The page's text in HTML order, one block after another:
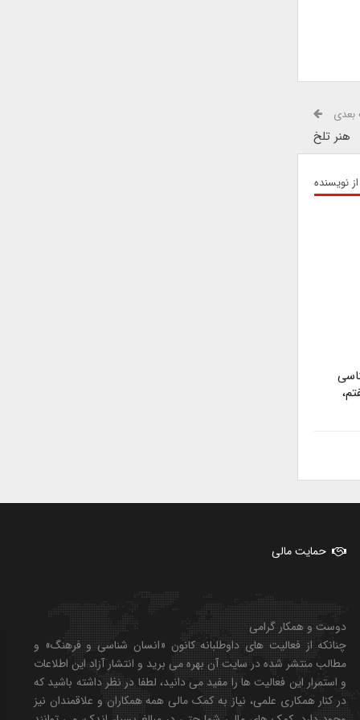
هنر تلخ
نویسنده
حمایت مالی
دوست و همکار گرامی
چنانکه از فعالیت های داوطلبانه کانون «انسان شناسی و فرهنگ» و
مطالب منتشر شده در سایت آن بهره می برید و انتشار آزاد این اطلاعات
و استمرار این فعالیت ها را مفید می دانید، لطفا در نظر داشته باشید که
در کنار همکاری علمی، نیاز به کمک مالی همه همکاران و علاقمندان نیز